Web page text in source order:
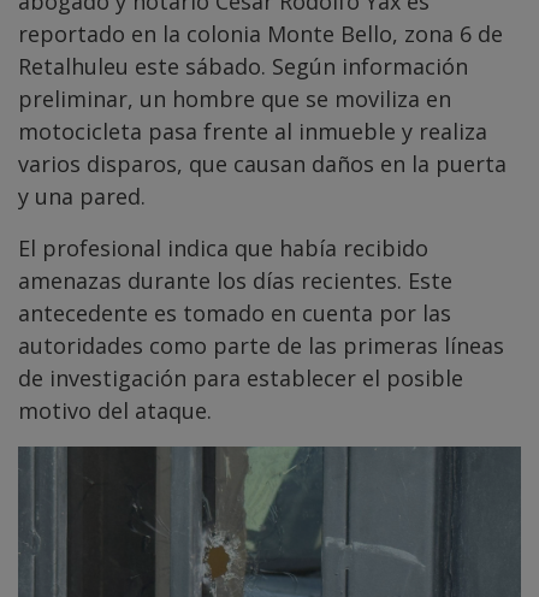
reportado en la colonia Monte Bello, zona 6 de
Retalhuleu este sábado. Según información
preliminar, un hombre que se moviliza en
motocicleta pasa frente al inmueble y realiza
varios disparos, que causan daños en la puerta
y una pared.
El profesional indica que había recibido
amenazas durante los días recientes. Este
antecedente es tomado en cuenta por las
autoridades como parte de las primeras líneas
de investigación para establecer el posible
motivo del ataque.